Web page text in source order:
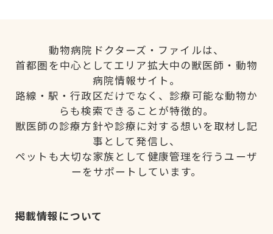
動物病院ドクターズ・ファイルは、
首都圏を中心としてエリア拡大中の獣医師・動物
病院情報サイト。
路線・駅・行政区だけでなく、診療可能な動物か
らも検索できることが特徴的。
獣医師の診療方針や診療に対する想いを取材し記
事として発信し、
ペットも大切な家族として健康管理を行うユーザ
ーをサポートしています。
掲載情報について